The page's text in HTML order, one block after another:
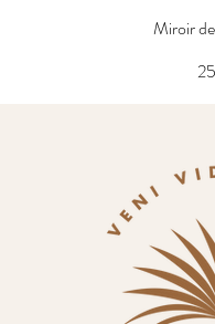
Miroir